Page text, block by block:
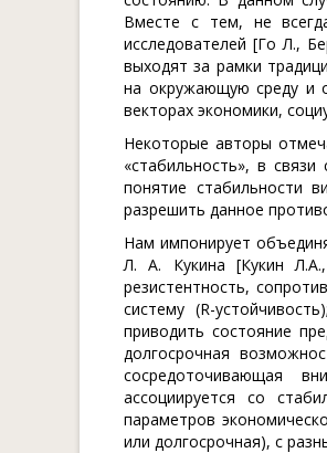
Вместе с тем, не
исследователей [Го Л.,
выходят за рамки
на окружающую среду и
векторах экономики,
Некоторые авторы
«стабильность», в
понятие стабильности
разрешить данное
Нам импонирует
Л. А. Кукина [Кукин
резистентность,
систему (R-
приводить состояние
долгосрочная
сосредоточивающая
ассоциируется со
параметров
или долгосрочная), с